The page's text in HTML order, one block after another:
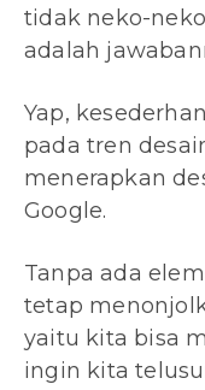
tidak neko-
adalah
Yap,
pada tren
menerapkan
Google.
Tanpa ada
tetap
yaitu kita bisa
ingin kita